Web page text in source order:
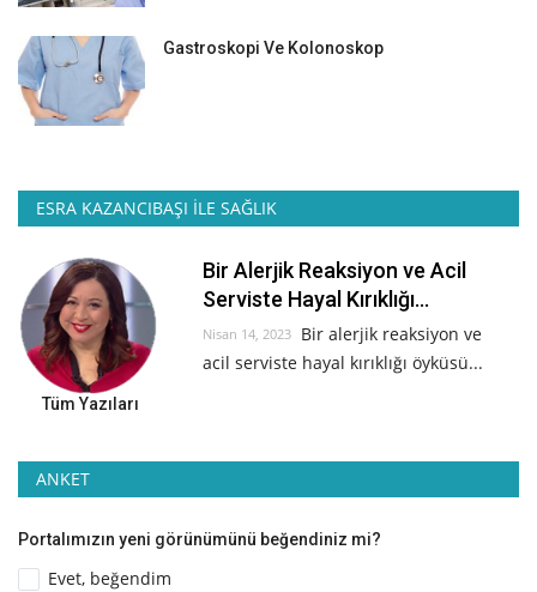
Gastroskopi Ve Kolonoskop
ESRA KAZANCIBAŞI İLE SAĞLIK
Bir Alerjik Reaksiyon ve Acil
Serviste Hayal Kırıklığı...
Nisan 14, 2023 Bir alerjik reaksiyon ve
acil serviste hayal kırıklığı öyküsü...
Tüm Yazıları
ANKET
Portalımızın yeni görünümünü beğendiniz mi?
Evet, beğendim